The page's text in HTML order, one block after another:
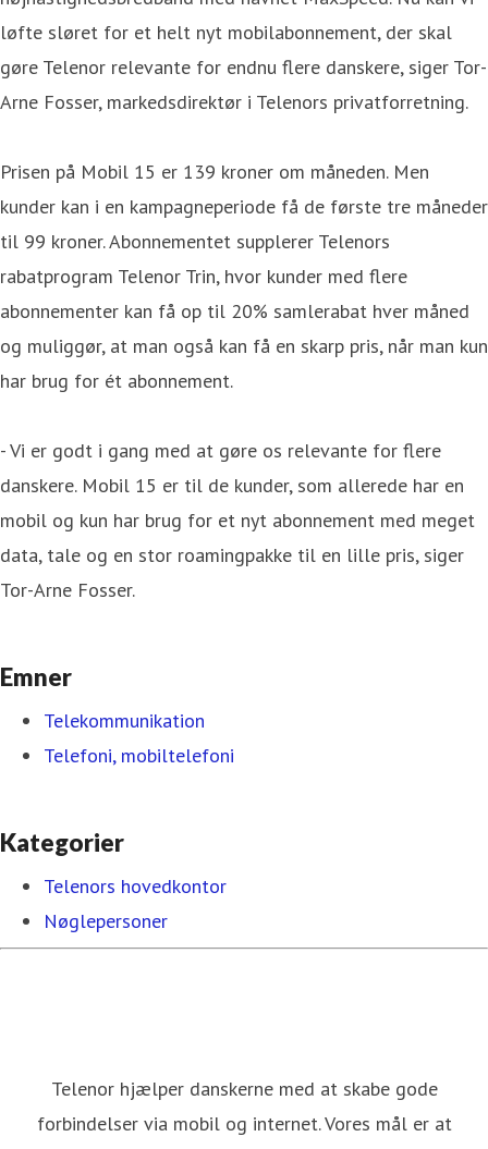
løfte sløret for et helt nyt mobilabonnement, der skal
gøre Telenor relevante for endnu flere danskere, siger Tor-
Arne Fosser, markedsdirektør i Telenors privatforretning.
Prisen på Mobil 15 er 139 kroner om måneden. Men
kunder kan i en kampagneperiode få de første tre måneder
til 99 kroner. Abonnementet supplerer Telenors
rabatprogram Telenor Trin, hvor kunder med flere
abonnementer kan få op til 20% samlerabat hver måned
og muliggør, at man også kan få en skarp pris, når man kun
har brug for ét abonnement.
- Vi er godt i gang med at gøre os relevante for flere
danskere. Mobil 15 er til de kunder, som allerede har en
mobil og kun har brug for et nyt abonnement med meget
data, tale og en stor roamingpakke til en lille pris, siger
Tor-Arne Fosser.
Emner
Telekommunikation
Telefoni, mobiltelefoni
Kategorier
Telenors hovedkontor
Nøglepersoner
Telenor hjælper danskerne med at skabe gode
forbindelser via mobil og internet. Vores mål er at